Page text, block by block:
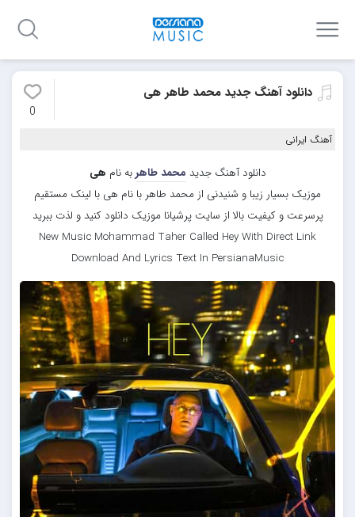
دانلود آهنگ جدید محمد طاهر هی
0
آهنگ ایرانی
دانلود آهنگ جدید محمد طاهربه نام هی
موزیک بسیار زیبا و شنیدنی از محمد طاهر با نام هی با لینک مستقیم
پرسرعت و کیفیت بالا از سایت پرشیانا موزیک دانلود کنید و لذت ببرید
New Music Mohammad Taher Called Hey With Direct Link
Download And Lyrics Text In PersianaMusic